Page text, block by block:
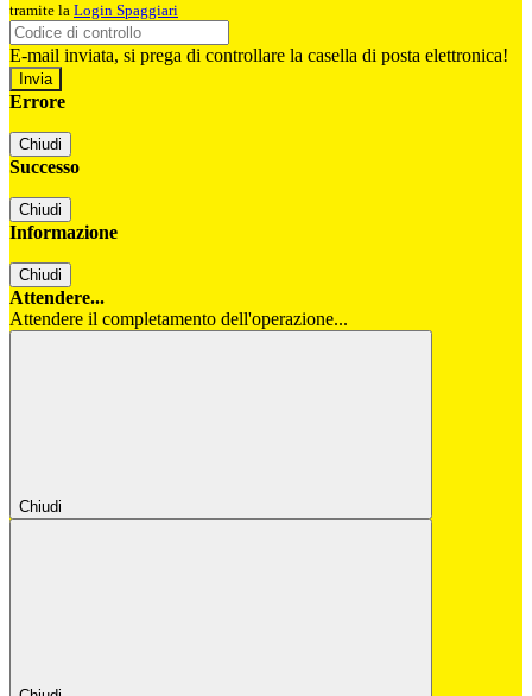
tramite la Login Spaggiari
E-mail inviata, si prega di controllare la casella di posta elettronica!
Errore
Chiudi
Successo
Chiudi
Informazione
Chiudi
Attendere...
Attendere il completamento dell'operazione...
Chiudi